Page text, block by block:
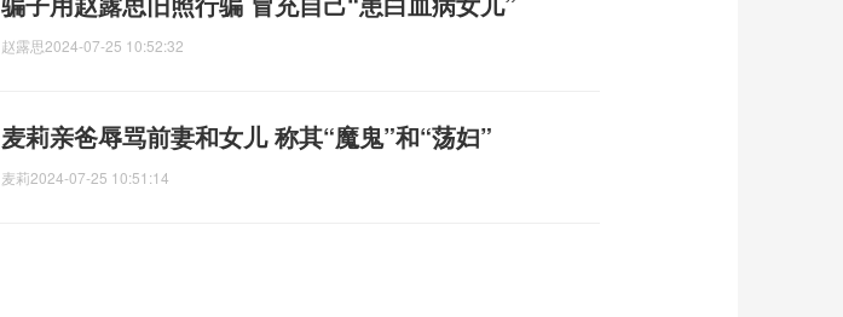
赵露思2024-07-25 10:52:32
麦莉亲爸辱骂前妻和女儿 称其“魔鬼”和“荡妇”
麦莉2024-07-25 10:51:14